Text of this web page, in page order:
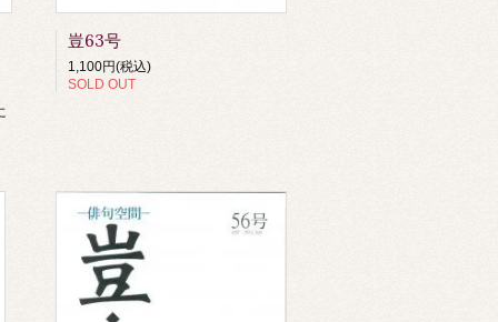
豈63号
1,100円(税込)
SOLD OUT